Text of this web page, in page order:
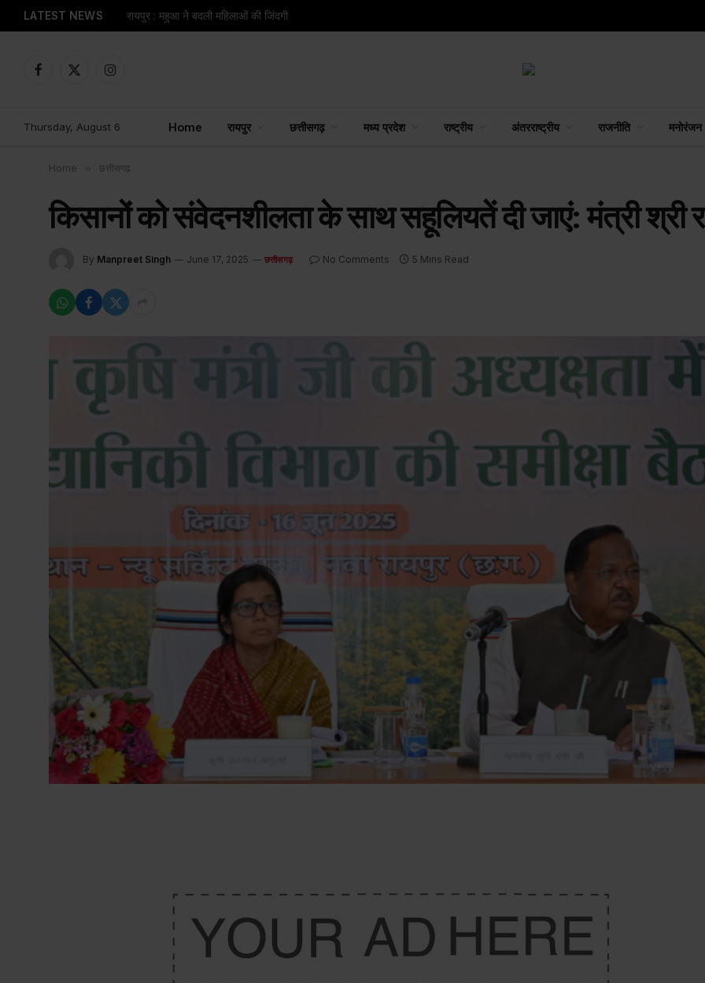
LATEST NEWS रायपुर : महुआ ने बदली महिलाओं की जिंदगी
Facebook
X
Instagram
Thursday, August 6 Home रायपुर छत्तीसगढ़ मध्य प्रदेश राष्ट्रीय अंतरराष्ट्रीय राजनीति मनोरंजन
Home छत्तीसगढ़
किसानों को संवेदनशीलता के साथ सहूलियतें दी जाएं: मंत्री श्री
By Manpreet Singh June 17, 2025 छत्तीसगढ़ No Comments 5 Mins Read